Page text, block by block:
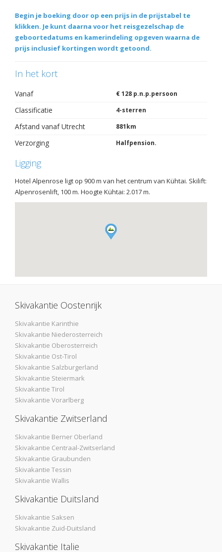
Begin je boeking door op een prijs in de prijstabel te
klikken. Je kunt daarna voor het reisgezelschap de
geboortedatums en kamerindeling opgeven waarna de
prijs inclusief kortingen wordt getoond.
In het kort
Vanaf € 128 p.n.p.persoon
Classificatie 4-sterren
Afstand vanaf Utrecht 881km
Verzorging Halfpension.
Ligging
Hotel Alpenrose ligt op 900 m van het centrum van Kühtai. Skilift:
Alpenrosenlift, 100 m. Hoogte Kühtai: 2.017 m.
Skivakantie Oostenrijk
Skivakantie Karinthie
Skivakantie Niederosterreich
Skivakantie Oberosterreich
Skivakantie Ost-Tirol
Skivakantie Salzburgerland
Skivakantie Steiermark
Skivakantie Tirol
Skivakantie Vorarlberg
Skivakantie Zwitserland
Skivakantie Berner Oberland
Skivakantie Centraal-Zwitserland
Skivakantie Graubunden
Skivakantie Tessin
Skivakantie Wallis
Skivakantie Duitsland
Skivakantie Saksen
Skivakantie Zuid-Duitsland
Skivakantie Italie